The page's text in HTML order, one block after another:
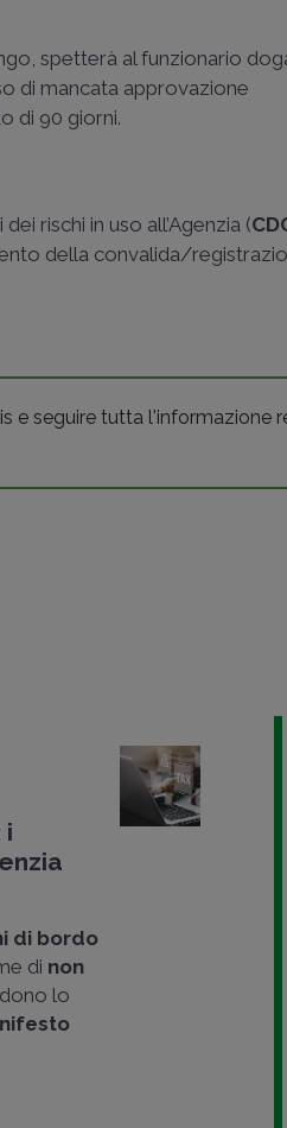
spetterà al funzionario
di mancata approvazione
di 90 giorni.
rischi in uso all’Agenzia (
della convalida/
e seguire tutta l'informazione
i
di bordo
di non
lo